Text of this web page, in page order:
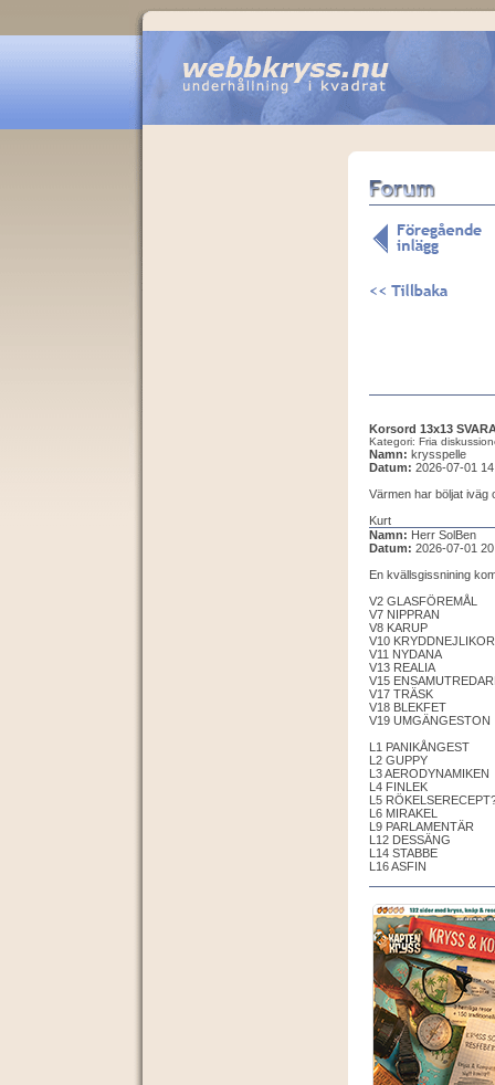
Korsord 13x13
Kategori: Fria
Namn: krysspelle
Datum: 2026-07-01
Värmen har böljat iväg
Kurt
Namn: Herr SolBen
Datum: 2026-07-01
En kvällsgissnining
V2 GLASFÖREMÅL
V7 NIPPRAN
V8 KARUP
V10 KRYDDNEJLIKOR
V11 NYDANA
V13 REALIA
V15
V17 TRÄSK
V18 BLEKFET
V19 UMGÄNGESTON
L1 PANIKÅNGEST
L2 GUPPY
L3 AERODYNAMIKEN
L4 FINLEK
L5
L6 MIRAKEL
L9 PARLAMENTÄR
L12 DESSÄNG
L14 STABBE
L16 ASFIN